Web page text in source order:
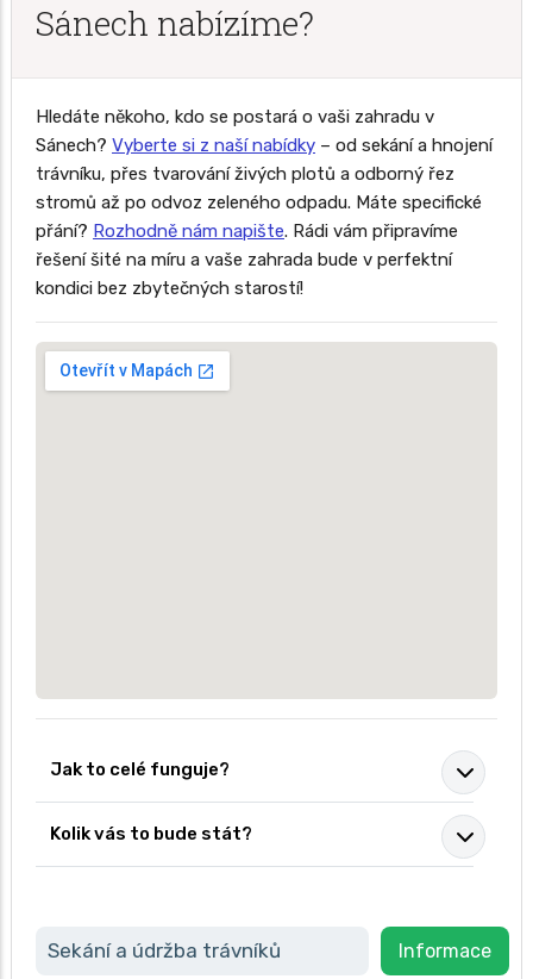
Sánech nabízíme?
Hledáte někoho, kdo se postará o vaši zahradu v
Sánech? Vyberte si z naší nabídky – od sekání a hnojení
trávníku, přes tvarování živých plotů a odborný řez
stromů až po odvoz zeleného odpadu. Máte specifické
přání? Rozhodně nám napište. Rádi vám připravíme
řešení šité na míru a vaše zahrada bude v perfektní
kondici bez zbytečných starostí!
Jak to celé funguje?
Kolik vás to bude stát?
Sekání a údržba trávníků Informace